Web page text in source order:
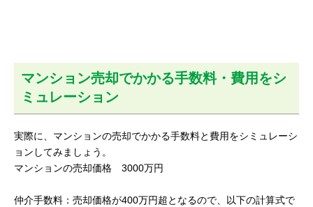
マンション売却でかかる手数料・費用をシ
ミュレーション
実際に、マンションの売却でかかる手数料と費用をシミュレーシ
ョンしてみましょう。
マンションの売却価格 3000万円
仲介手数料：売却価格が400万円超となるので、以下の計算式で